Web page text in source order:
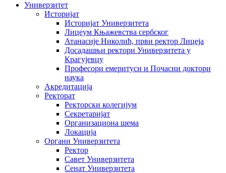
Универзитет
Историјат
Историјат Универзитета
Лицеум Књажевства сербског
Атанасије Николић, први ректор Лицеја
Досадашњи ректори Универзитета у
Крагујевцу
Професори емеритуси и Почасни доктори
наука
Акредитација
Ректорат
Ректорски колегијум
Секретаријат
Организациона шема
Локација
Органи Универзитета
Ректор
Савет Универзитета
Сенат Универзитета